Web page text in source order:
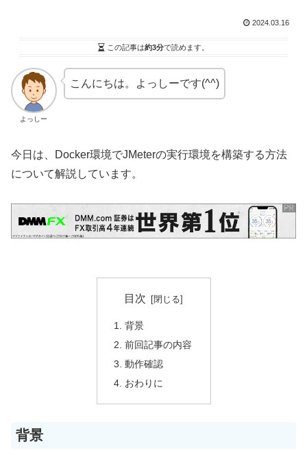
2024.03.16
この記事は約3分で読めます。
よっしー
こんにちは。よっしーです(^^)
今日は、Docker環境でJMeterの実行環境を構築する方法
について解説しています。
目次
背景
前回記事の内容
動作確認
おわりに
背景